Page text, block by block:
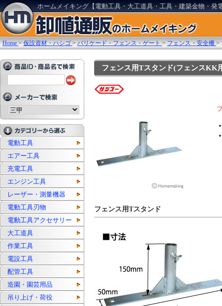
ホームメイキング【電動工具・大工道具・工具・建築金物・発
Home >仮設資材・ハシゴ >バリケード・フェンス・ゲート >フェンス・安全柵 >
電動工具
エアー工具
充電工具
エンジン工具
レーザー・測量機器
電動工具刃物
電動工具アクセサリー
大工道具
作業工具
電設工具
配管工具
造園・園芸用品
吊り上げ・荷役
フェンス用Tスタンド(フェンス
フェンス用Tスタンド